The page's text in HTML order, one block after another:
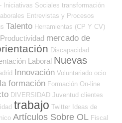
Iniciativas Sociales transformación
Entrevistas y Procesos
Talento Herramientas (CP Y CV)
Productividad mercado de
Discapacidad
Laboral Nuevas
Innovación Voluntariado ocio
formación Formación On-line
DIVERSIDAD Juventud clientes
trabajo Twitter Ideas de
Artículos Sobre OL Fiscal